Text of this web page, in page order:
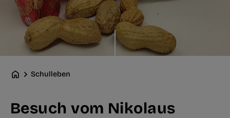
Schulleben
Besuch vom Nikolaus